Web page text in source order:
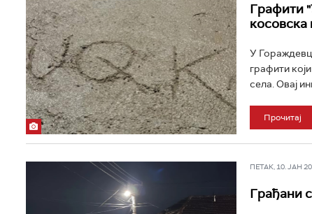
Графити
косовска
У
графити
села. Овај
Прочитај
ПЕТАК, 10. ЈАН
Грађани